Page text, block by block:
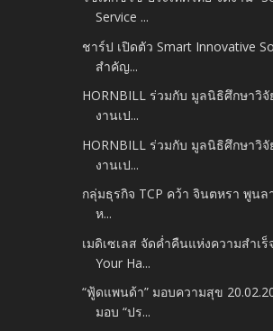
Service ...
ชาร์ป เปิดตัว Smart Innovative
สำคัญ...
HORNBILL ร่วมกับ มูลนิธิศึกษาวิจั
งานเป...
HORNBILL ร่วมกับ มูลนิธิศึกษาวิจั
งานเป...
กลุ่มธุรกิจ TCP คว้า จินตหรา พูน
ห...
เมดิเซเลส จัดค่ำคืนแห่งความสำเร็
Your Ha...
“ฟู้ดแพนด้า” มอบความสุข
มอบ “ปร...